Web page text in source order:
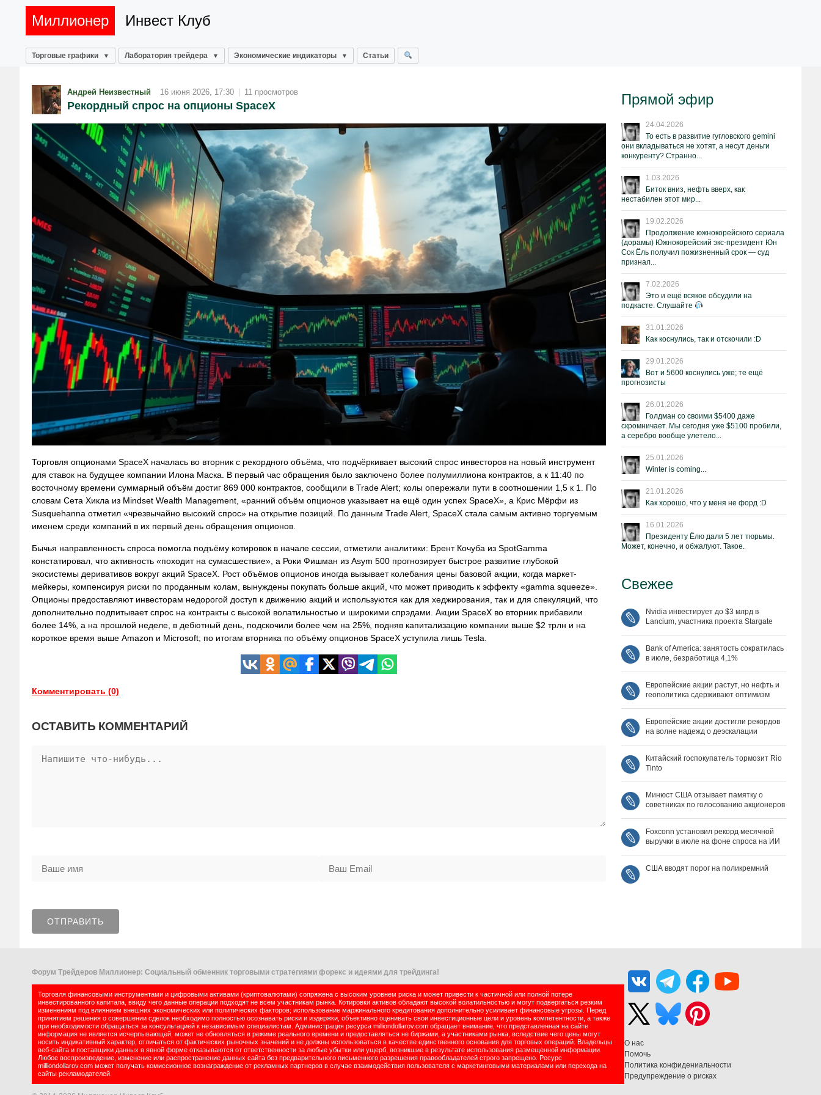
Миллионер Инвест Клуб
Торговые графики Лаборатория трейдера Экономические индикаторы Статьи
Андрей Неизвестный 16 июня 2026, 17:30 | 11 просмотров
Рекордный спрос на опционы SpaceX
Торговля опционами SpaceX началась во вторник с рекордного объёма, что подчёркивает высокий спрос инвесторов на новый инструмент
для ставок на будущее компании Илона Маска. В первый час обращения было заключено более полумиллиона контрактов, а к 11:40 по
восточному времени суммарный объём достиг 869 000 контрактов, сообщили в Trade Alert; колы опережали пути в соотношении 1,5 к 1. По
словам Сета Хикла из Mindset Wealth Management, «ранний объём опционов указывает на ещё один успех SpaceX», а Крис Мёрфи из
Susquehanna отметил «чрезвычайно высокий спрос» на открытие позиций. По данным Trade Alert, SpaceX стала самым активно торгуемым
именем среди компаний в их первый день обращения опционов.
Бычья направленность спроса помогла подъёму котировок в начале сессии, отметили аналитики: Брент Кочуба из SpotGamma
констатировал, что активность «походит на сумасшествие», а Роки Фишман из Asym 500 прогнозирует быстрое развитие глубокой
экосистемы деривативов вокруг акций SpaceX. Рост объёмов опционов иногда вызывает колебания цены базовой акции, когда маркет-
мейкеры, компенсируя риски по проданным колам, вынуждены покупать больше акций, что может приводить к эффекту «gamma squeeze».
Опционы предоставляют инвесторам недорогой доступ к движению акций и используются как для хеджирования, так и для спекуляций, что
дополнительно подпитывает спрос на контракты с высокой волатильностью и широкими спрэдами. Акции SpaceX во вторник прибавили
более 14%, а на прошлой неделе, в дебютный день, подскочили более чем на 25%, подняв капитализацию компании выше $2 трлн и на
короткое время выше Amazon и Microsoft; по итогам вторника по объёму опционов SpaceX уступила лишь Tesla.
Комментировать (0)
ОСТАВИТЬ КОММЕНТАРИЙ
Прямой эфир
24.04.2026
То есть в развитие гугловского gemini
они вкладываться не хотят, а несут деньги
конкуренту? Странно...
1.03.2026
Биток вниз, нефть вверх, как
нестабилен этот мир...
19.02.2026
Продолжение южнокорейского сериала
(дорамы) Южнокорейский экс-президент Юн
Сок Ёль получил пожизненный срок — суд
признал...
7.02.2026
Это и ещё всякое обсудили на
подкасте. Слушайте
31.01.2026
Как коснулись, так и отскочили :D
29.01.2026
Вот и 5600 коснулись уже; те ещё
прогнозисты
26.01.2026
Голдман со своими $5400 даже
скромничает. Мы сегодня уже $5100 пробили,
а серебро вообще улетело...
25.01.2026
Winter is coming...
21.01.2026
Как хорошо, что у меня не форд :D
16.01.2026
Президенту Ёлю дали 5 лет тюрьмы.
Может, конечно, и обжалуют. Такое.
Свежее
Nvidia инвестирует до $3 млрд в
Lancium, участника проекта Stargate
Bank of America: занятость сократилась
в июле, безработица 4,1%
Европейские акции растут, но нефть и
геополитика сдерживают оптимизм
Европейские акции достигли рекордов
на волне надежд о деэскалации
Китайский госпокупатель тормозит Rio
Tinto
Минюст США отзывает памятку о
советниках по голосованию акционеров
Foxconn установил рекорд месячной
выручки в июле на фоне спроса на ИИ
США вводят порог на поликремний
Форум Трейдеров Миллионер: Социальный обменник торговыми стратегиями форекс и идеями для трейдинга!
Торговля финансовыми инструментами и цифровыми активами (криптовалютами) сопряжена с высоким уровнем риска и может привести к частичной или полной потере
инвестированного капитала, ввиду чего данные операции подходят не всем участникам рынка. Котировки активов обладают высокой волатильностью и могут подвергаться резким
изменениям под влиянием внешних экономических или политических факторов; использование маржинального кредитования дополнительно усиливает финансовые угрозы. Перед
принятием решения о совершении сделок необходимо полностью осознавать риски и издержки, объективно оценивать свои инвестиционные цели и уровень компетентности, а также
при необходимости обращаться за консультацией к независимым специалистам. Администрация ресурса milliondollarov.com обращает внимание, что представленная на сайте
информация не является исчерпывающей, может не обновляться в режиме реального времени и предоставляться не биржами, а участниками рынка, вследствие чего цены могут
носить индикативный характер, отличаться от фактических рыночных значений и не должны использоваться в качестве единственного основания для торговых операций. Владельцы
веб-сайта и поставщики данных в явной форме отказываются от ответственности за любые убытки или ущерб, возникшие в результате использования размещенной информации.
Любое воспроизведение, изменение или распространение данных сайта без предварительного письменного разрешения правообладателей строго запрещено. Ресурс
milliondollarov.com может получать комиссионное вознаграждение от рекламных партнеров в случае взаимодействия пользователя с маркетинговыми материалами или перехода на
сайты рекламодателей.
О нас
Помочь
Политика конфидениальности
Предупреждение о рисках